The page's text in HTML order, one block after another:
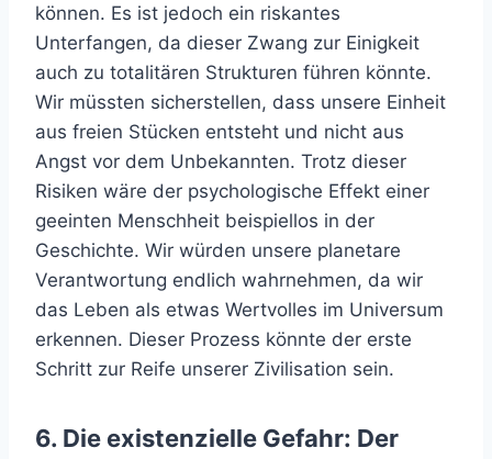
können. Es ist jedoch ein riskantes
Unterfangen, da dieser Zwang zur Einigkeit
auch zu totalitären Strukturen führen könnte.
Wir müssten sicherstellen, dass unsere Einheit
aus freien Stücken entsteht und nicht aus
Angst vor dem Unbekannten. Trotz dieser
Risiken wäre der psychologische Effekt einer
geeinten Menschheit beispiellos in der
Geschichte. Wir würden unsere planetare
Verantwortung endlich wahrnehmen, da wir
das Leben als etwas Wertvolles im Universum
erkennen. Dieser Prozess könnte der erste
Schritt zur Reife unserer Zivilisation sein.
6. Die existenzielle Gefahr: Der